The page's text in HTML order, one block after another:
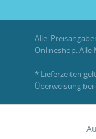
Alle
Onlineshop.
* Lieferzeiten
Überweisung